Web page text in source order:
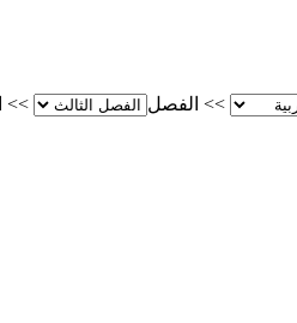
>> الفصل >>